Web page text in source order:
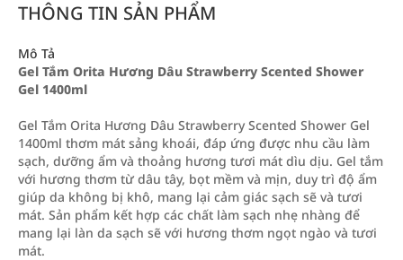
THÔNG TIN SẢN PHẨM
Mô Tả
Gel Tắm Orita Hương Dâu Strawberry Scented Shower
Gel 1400ml
Gel Tắm Orita Hương Dâu Strawberry Scented Shower Gel
1400ml thơm mát sảng khoái, đáp ứng được nhu cầu làm
sạch, dưỡng ẩm và thoảng hương tươi mát dìu dịu. Gel tắm
với hương thơm từ dâu tây, bọt mềm và mịn, duy trì độ ẩm
giúp da không bị khô, mang lại cảm giác sạch sẽ và tươi
mát. Sản phẩm kết hợp các chất làm sạch nhẹ nhàng để
mang lại làn da sạch sẽ với hương thơm ngọt ngào và tươi
mát.